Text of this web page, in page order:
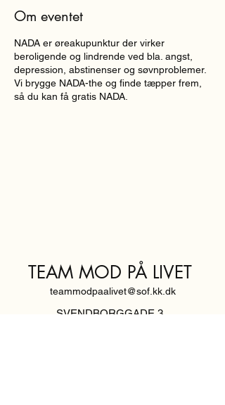
Om eventet
NADA er øreakupunktur der virker
beroligende og lindrende ved bla. angst,
depression, abstinenser og søvnproblemer.
Vi brygge NADA-the og finde tæpper frem,
så du kan få gratis NADA.
TEAM MOD PÅ LIVET
teammodpaalivet@sof.kk.dk
SVENDBORGGADE 3,